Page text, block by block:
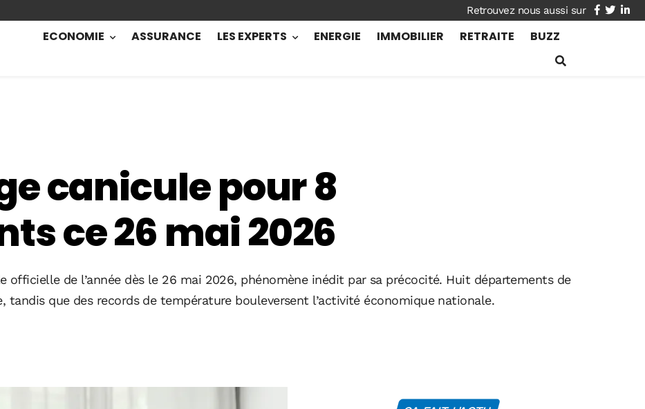
facebook
twitter
ECONOMIE ASSURANCE LES EXPERTS ENERGIE IMMOBILIER RETRAITE BUZZ
canicule pour 8
ce 26 mai 2026
officielle de l’année dès le 26 mai 2026, phénomène inédit par sa précocité. Huit départements de
tandis que des records de température bouleversent l’activité économique nationale.